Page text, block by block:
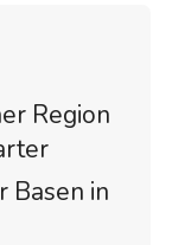
Region
Basen in